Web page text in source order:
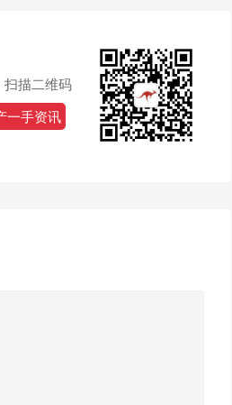
扫描二维码
一手资讯